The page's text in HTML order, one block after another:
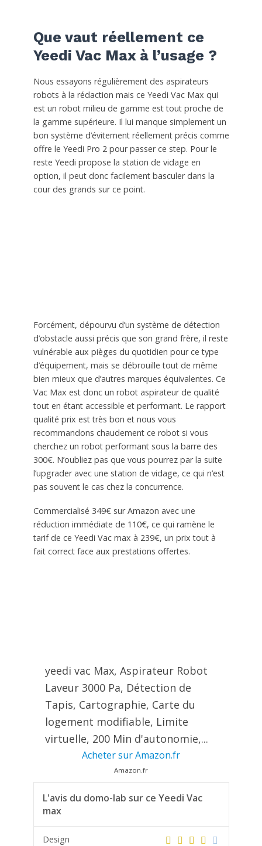
Que vaut réellement ce
Yeedi Vac Max à l’usage ?
Nous essayons régulièrement des aspirateurs
robots à la rédaction mais ce Yeedi Vac Max qui
est un robot milieu de gamme est tout proche de
la gamme supérieure. Il lui manque simplement un
bon système d’évitement réellement précis comme
offre le Yeedi Pro 2 pour passer ce step. Pour le
reste Yeedi propose la station de vidage en
option, il peut donc facilement basculer dans la
cour des grands sur ce point.
Forcément, dépourvu d’un système de détection
d’obstacle aussi précis que son grand frère, il reste
vulnérable aux pièges du quotidien pour ce type
d’équipement, mais se débrouille tout de même
bien mieux que d’autres marques équivalentes. Ce
Vac Max est donc un robot aspirateur de qualité
tout en étant accessible et performant. Le rapport
qualité prix est très bon et nous vous
recommandons chaudement ce robot si vous
cherchez un robot performant sous la barre des
300€. N’oubliez pas que vous pourrez par la suite
l’upgrader avec une station de vidage, ce qui n’est
pas souvent le cas chez la concurrence.
Commercialisé 349€ sur Amazon avec une
réduction immédiate de 110€, ce qui ramène le
tarif de ce Yeedi Vac max à 239€, un prix tout à
fait correct face aux prestations offertes.
yeedi vac Max, Aspirateur Robot
Laveur 3000 Pa, Détection de
Tapis, Cartographie, Carte du
logement modifiable, Limite
virtuelle, 200 Min d'autonomie,...
Acheter sur Amazon.fr
Amazon.fr
L'avis du domo-lab sur ce Yeedi Vac
max
Design